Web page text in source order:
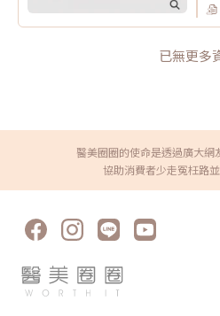
已無更多
醫美圈圈的使命是透過廣大網
協助消費者少走冤枉路